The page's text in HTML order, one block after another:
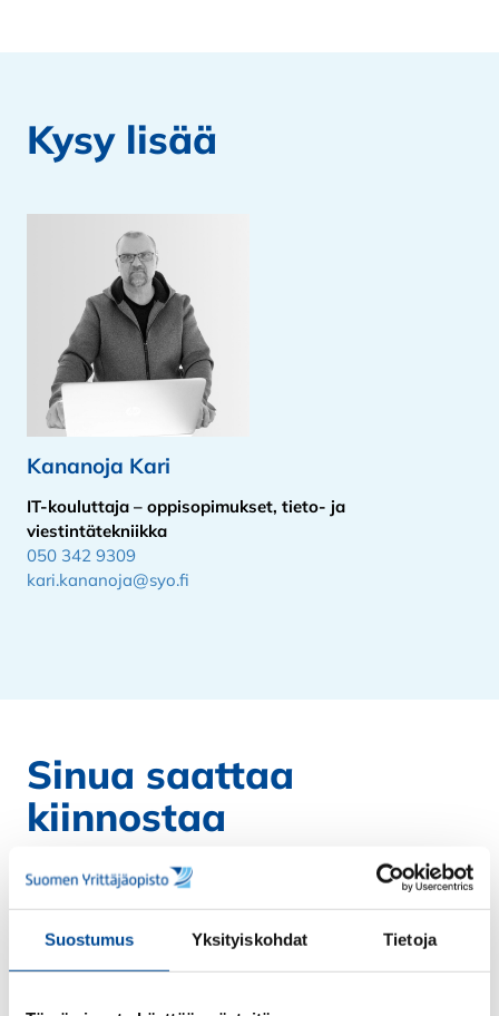
Suostumus Yksityiskohdat Tietoja
Kysy lisää
Kananoja Kari
IT-kouluttaja – oppisopimukset, tieto- ja
viestintätekniikka
050 342 9309
kari.kananoja@syo.fi
Sinua saattaa
kiinnostaa